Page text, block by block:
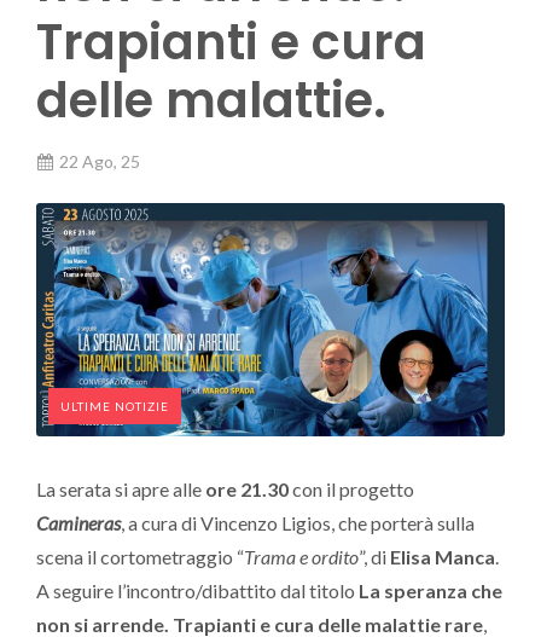
Trapianti e cura
delle malattie.
22 Ago, 25
ULTIME NOTIZIE
La serata si apre alle ore 21.30con il progetto
Camineras, a cura di Vincenzo Ligios, che porterà sulla
scena il cortometraggio “Trama e ordito”, di Elisa Manca.
A seguire l’incontro/dibattito dal titolo La speranza che
non si arrende. Trapianti e cura delle malattie rare,